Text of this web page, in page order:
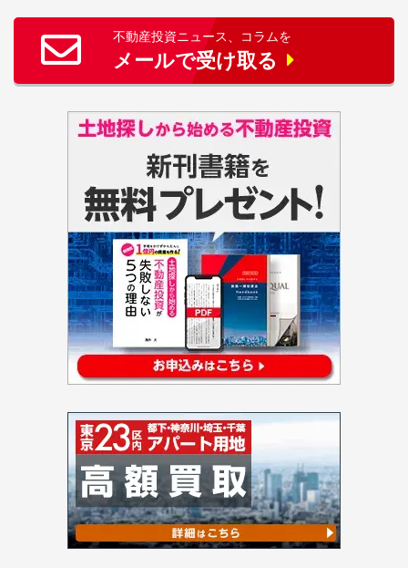
不動産投資ニュース、コラムを
メールで受け取る